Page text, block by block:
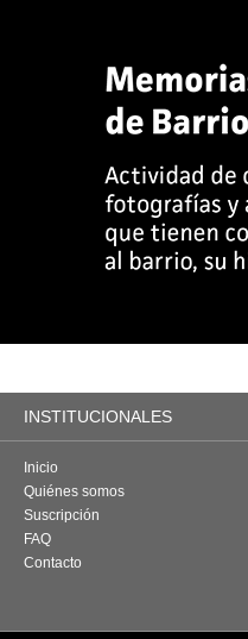
INSTITUCIONALES
Inicio
Quiénes somos
Suscripción
FAQ
Contacto